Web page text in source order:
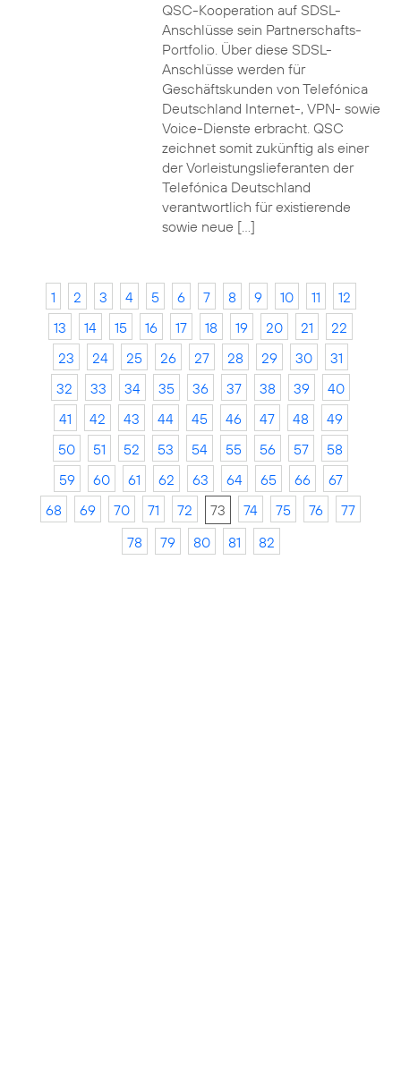
QSC-Kooperation auf SDSL-
Anschlüsse sein Partnerschafts-
Portfolio. Über diese SDSL-
Anschlüsse werden für
Geschäftskunden von Telefónica
Deutschland Internet-, VPN- sowie
Voice-Dienste erbracht. QSC
zeichnet somit zukünftig als einer
der Vorleistungslieferanten der
Telefónica Deutschland
verantwortlich für existierende
sowie neue […]
1 2 3 4 5 6 7 8 9 10 11
12
13
14 15 16 17 18 19 20 21
22
23
24 25 26 27 28 29 30
31
32
33 34 35 36 37 38 39
40
41
42 43 44 45 46 47 48
49
50
51 52 53 54 55 56 57
58
59
60 61 62 63 64 65 66
67
68
69 70 71 72 73 74 75 76
77
78
79 80 81 82